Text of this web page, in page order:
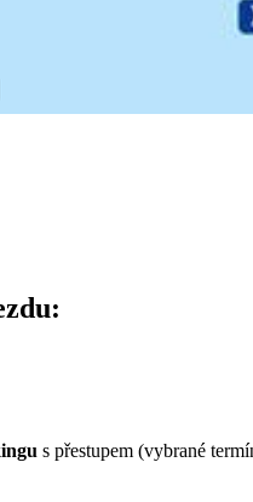
s přestupem (vybrané